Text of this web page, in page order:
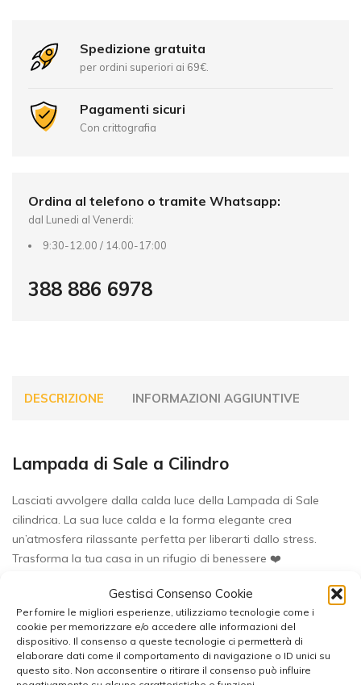
Gestisci Consenso Cookie
Per fornire le migliori esperienze, utilizziamo tecnologie come i
cookie per memorizzare e/o accedere alle informazioni del
dispositivo. Il consenso a queste tecnologie ci permetterà di
elaborare dati come il comportamento di navigazione o ID unici su
questo sito. Non acconsentire o ritirare il consenso può influire
Spedizione gratuita
per ordini superiori ai 69€.
Pagamenti sicuri
Con crittografia
Ordina al telefono o tramite Whatsapp:
dal Lunedi al Venerdi:
9:30-12.00 / 14.00-17:00
388 886 6978
DESCRIZIONE INFORMAZIONI AGGIUNTIVE
Lampada di Sale a Cilindro
Lasciati avvolgere dalla calda luce della Lampada di Sale
cilindrica. La sua luce calda e la forma elegante crea
un’atmosfera rilassante perfetta per liberarti dallo stress.
Trasforma la tua casa in un rifugio di benessere ❤️
Le proprietà attribuite alle lampade di sale si basano su
esperienze personali, tradizioni e conoscenze di esperti. Pur
non essendo scientificamente provate, queste credenze
offrono un valore aggiunto per molti. Si ricorda che qualsiasi
beneficio descritto non sostituisce il parere di un medico.